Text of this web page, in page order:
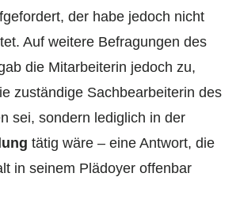
der habe jedoch nicht
Auf weitere Befragungen des
die Mitarbeiterin jedoch zu,
zuständige Sachbearbeiterin des
sei, sondern lediglich in der
tätig wäre – eine Antwort, die
in seinem Plädoyer offenbar